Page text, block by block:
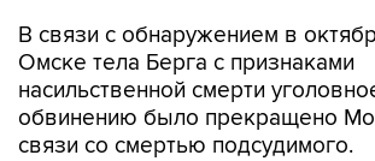
В связи с обнаружением в
Омске тела Берга с признаками
насильственной смерти
обвинению было прекращено
связи со смертью подсудимого.